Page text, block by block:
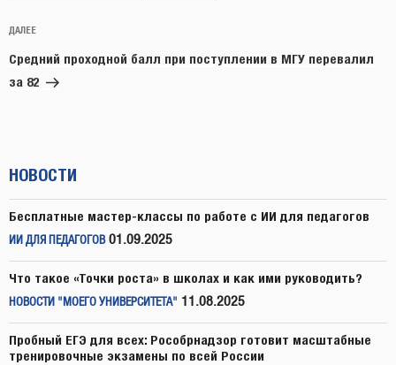
Следующая
запись
ДАЛЕЕ
Средний проходной балл при поступлении в МГУ перевалил
за 82
НОВОСТИ
Бесплатные мастер-классы по работе с ИИ для педагогов
ИИ ДЛЯ ПЕДАГОГОВ 01.09.2025
Что такое «Точки роста» в школах и как ими руководить?
НОВОСТИ "МОЕГО УНИВЕРСИТЕТА" 11.08.2025
Пробный ЕГЭ для всех: Рособрнадзор готовит масштабные
тренировочные экзамены по всей России